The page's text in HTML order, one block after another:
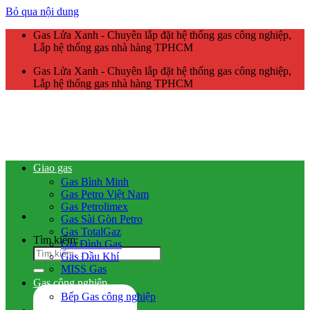
Bỏ qua nội dung
Gas Lửa Xanh - Chuyên lắp đặt hệ thống gas công nghiệp,
Lắp hệ thống gas nhà hàng TPHCM
Gas Lửa Xanh - Chuyên lắp đặt hệ thống gas công nghiệp,
Lắp hệ thống gas nhà hàng TPHCM
Tìm kiếm:
Giao gas
Gas Bình Minh
Gas Petro Việt Nam
Gas Petrolimex
Gas Sài Gòn Petro
Gas TotalGaz
Gia Đình Gas
Gas Dầu Khí
MISS Gas
Gas công nghiệp
Bếp Gas công nghiệp